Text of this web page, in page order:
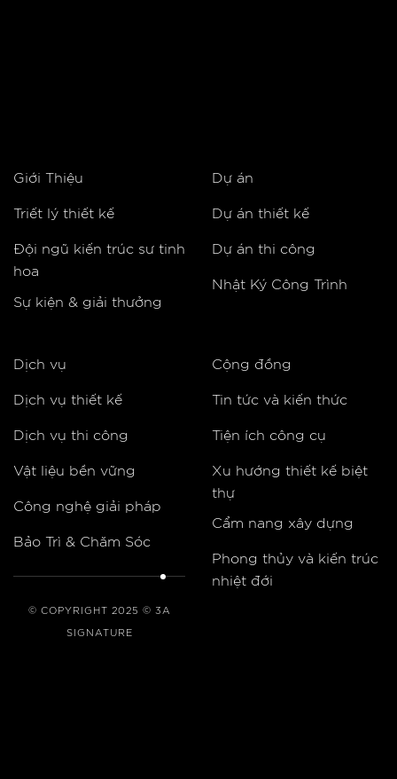
Giới Thiệu
Triết lý thiết kế
Đội ngũ kiến trúc sư tinh
hoa
Sự kiện & giải thưởng
Dự án
Dự án thiết kế
Dự án thi công
Nhật Ký Công Trình
Dịch vụ
Dịch vụ thiết kế
Dịch vụ thi công
Vật liệu bền vững
Công nghệ giải pháp
Bảo Trì & Chăm Sóc
© COPYRIGHT 2025 © 3A
SIGNATURE
Cộng đồng
Tin tức và kiến thức
Tiện ích công cụ
Xu hướng thiết kế biệt
thự
Cẩm nang xây dựng
Phong thủy và kiến trúc
nhiệt đới